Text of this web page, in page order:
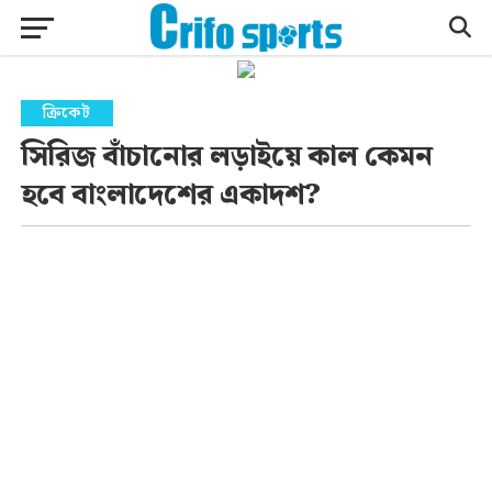
ক্রিকেট
সিরিজ বাঁচানোর লড়াইয়ে কাল কেমন
হবে বাংলাদেশের একাদশ?